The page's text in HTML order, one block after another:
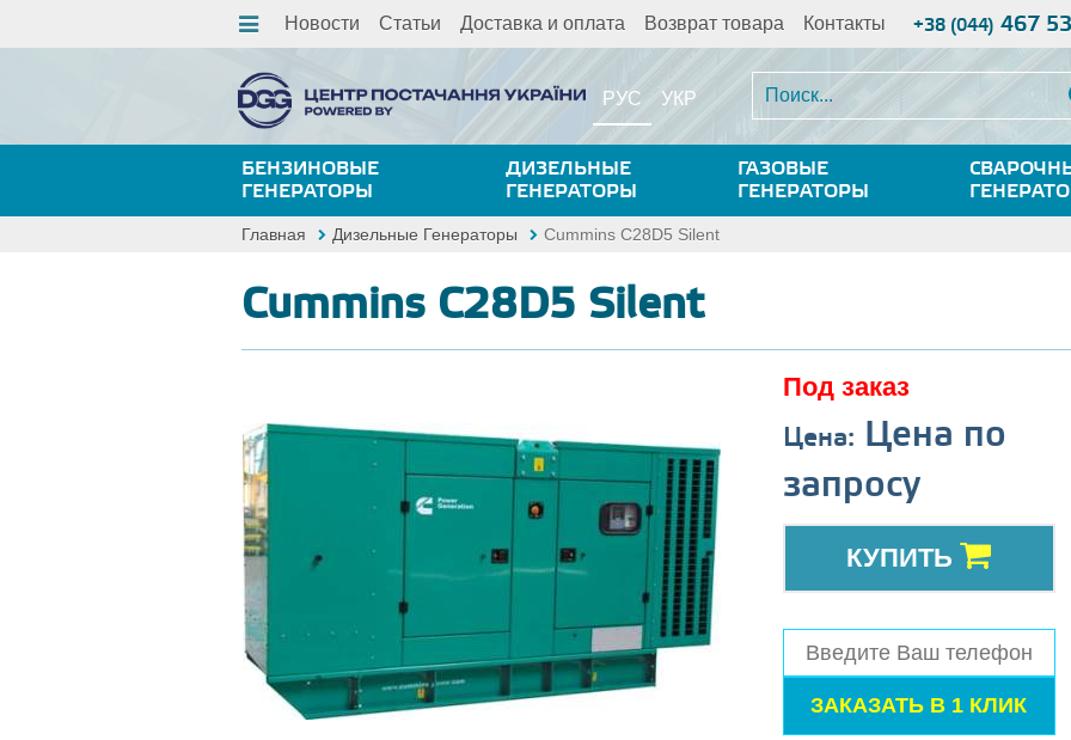
Новости Статьи Доставка и оплата Возврат товара Контакты +38 (044) 467
РУС УКР
БЕНЗИНОВЫЕ
ГЕНЕРАТОРЫ
ДИЗЕЛЬНЫЕ
ГЕНЕРАТОРЫ
ГАЗОВЫЕ
ГЕНЕРАТОРЫ
Главная Дизельные Генераторы Cummins C28D5 Silent
Cummins C28D5 Silent
Под заказ
Цена: Цена по
запросу
КУПИТЬ